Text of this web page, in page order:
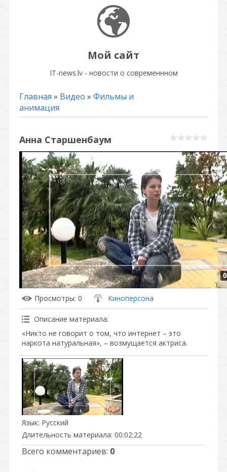
Мой сайт
IT-news.lv - новости о современнном
Главная » Видео » Фильмы и
анимация
Анна Старшенбаум
Просмотры: 0 Киноперсона
Описание материала:
«Никто не говорит о том, что интернет – это
наркота натуральная», – возмущается актриса.
Язык: Русский
Длительность материала: 00:02:22
Всего комментариев: 0